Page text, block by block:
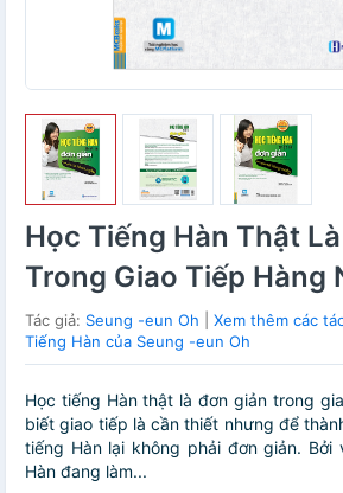
Học Tiếng Hàn Thật
Trong Giao Tiếp Hàng
Tác giả: Seung -eun Oh
Xem thêm các
Tiếng Hàn của Seung -eun Oh
Học tiếng Hàn thật là đơn giản trong
biết giao tiếp là cần thiết nhưng để
tiếng Hàn lại không phải đơn giản. Bởi
Hàn đang làm...